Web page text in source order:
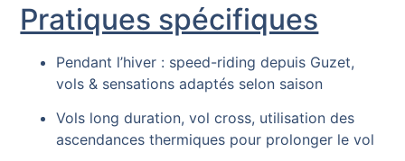
Pratiques spécifiques
Pendant l’hiver : speed-riding depuis Guzet,
vols & sensations adaptés selon saison
Vols long duration, vol cross, utilisation des
ascendances thermiques pour prolonger le vol